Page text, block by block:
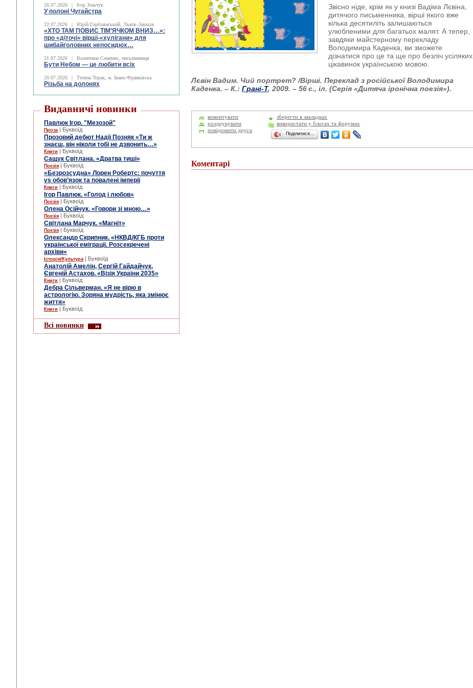
26.07.2026 | Ігор Зіньчук
У полоні Чугайстра
22.07.2026 | Юрій Горблянський, Львів–Зашків
«ХТО ТАМ ПОВИС ТІМ’ЯЧКОМ ВНИЗ…»:
про «діточі» вірші-«хулігани» для
шибайголовних непосидюх…
21.07.2026 | Валентина Семеняк, письменниця
Бути Небом ― це любити всіх
20.07.2026 | Тетяна Торак, м. Івано-Франківськ
Різьба на долонях
Видавничі новинки
Павлюк Ігор. "Мезозой"
Проза | Буквоїд
Прозовий дебют Надії Позняк «Ти ж
знаєш, він ніколи тобі не дзвонить…»
Книги | Буквоїд
Сащук Світлана. «Дратва тиші»
Поезія | Буквоїд
«Безрозсудна» Лорен Робертс: почуття
vs обов’язок та повалені імперії
Книги | Буквоїд
Ігор Павлюк. «Голод і любов»
Поезія | Буквоїд
Олена Осійчук. «Говори зі мною…»
Поезія | Буквоїд
Світлана Марчук. «Магніт»
Поезія | Буквоїд
Олександр Скрипник. «НКВД/КГБ проти
української еміграції. Розсекречені
архіви»
Історія/Культура | Буквоїд
Анатолій Амелін, Сергій Гайдайчук,
Євгеній Астахов. «Візія України 2035»
Книги | Буквоїд
Дебра Сільверман. «Я не вірю в
астрологію. Зоряна мудрість, яка змінює
життя»
Книги | Буквоїд
Всі новинки
Звісно ніде, крім як у книзі Вадіма Лєвіна,
дитячого письменника, вірші якого вже
кілька десятиліть залишаються
улюбленими для багатьох малят. А тепер,
завдяки майстерному перекладу
Володимира Каденка, ви зможете
дізнатися про це та ще про безліч усіляких
цікавинок українською мовою.
Лєвін Вадим. Чий портрет? /Вірші. Переклад з російської Володимира
Каденка. – К.:Грані-Т, 2009. – 56 с., іл. (Серія «Дитяча іронічна поезія»).
коментувати
зберегти в закладках
роздрукувати
використати у блогах та форумах
повідомити друга
Поділитися…
Коментарі